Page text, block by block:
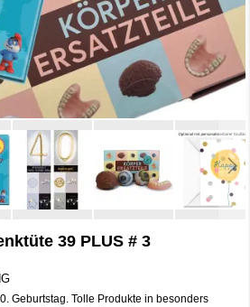
39 PLUS # 3
Geburtstag. Tolle Produkte in besonders